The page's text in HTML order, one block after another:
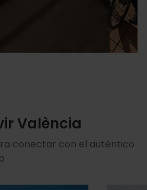
València
conectar con el auténtico